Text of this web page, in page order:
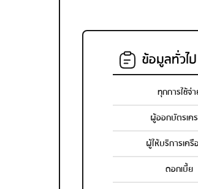
ข้อมูลทั่วไป
ทุกการใช้จ่
ผู้ออกบัตรเค
ผู้ให้บริการเครื
ดอกเบี้ย